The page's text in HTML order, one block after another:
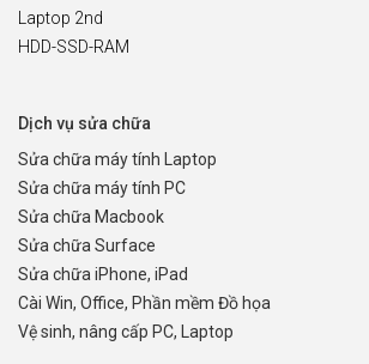
Laptop 2nd
HDD-SSD-RAM
Dịch vụ sửa chữa
Sửa chữa máy tính Laptop
Sửa chữa máy tính PC
Sửa chữa Macbook
Sửa chữa Surface
Sửa chữa iPhone, iPad
Cài Win, Office, Phần mềm Đồ họa
Vệ sinh, nâng cấp PC, Laptop